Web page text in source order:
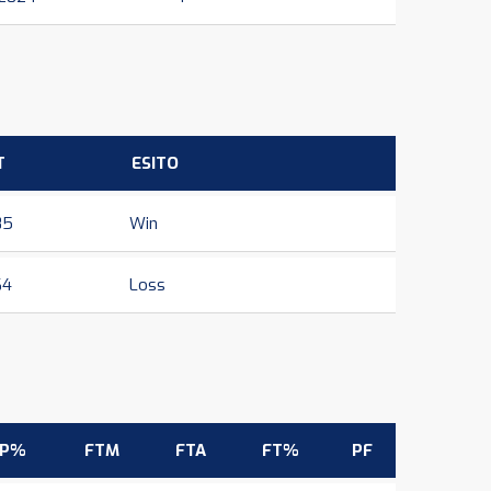
ESITO
Win
Loss
FTM FTA FT% PF